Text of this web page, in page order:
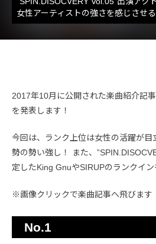
女性アーティストの強さを感じさせ
2017年10月に公開された楽曲紹介記
を発表します！
今回は、ランク上位は女性の活躍が
勢の勢い強し！ また、
定したKing GnuやSIRUPのランクイン
※画像クリックで楽曲記事へ飛びます
No.1